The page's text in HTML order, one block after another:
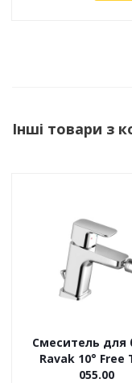
Інші товари з
Смеситель для
Ravak 10° Free
055.00